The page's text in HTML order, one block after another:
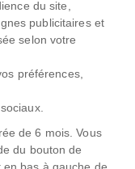
du site,
publicitaires et
selon votre
préférences,
de 6 mois. Vous
du bouton de
bas à gauche de
0805 299 049